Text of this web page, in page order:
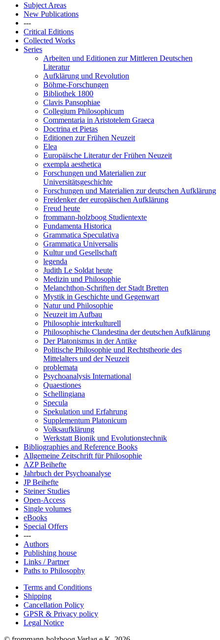
Subject Areas
New Publications
---
Critical Editions
Collected Works
Series
Arbeiten und Editionen zur Mittleren Deutschen
Literatur
Aufklärung und Revolution
Böhme-Forschungen
Bibliothek 1800
Clavis Pansophiae
Collegium Philosophicum
Commentaria in Aristotelem Graeca
Doctrina et Pietas
Editionen zur Frühen Neuzeit
Elea
Europäische Literatur der Frühen Neuzeit
exempla aesthetica
Forschungen und Materialien zur
Universitätsgeschichte
Forschungen und Materialien zur deutschen Aufklärung
Freidenker der europäischen Aufklärung
Freud heute
frommann-holzboog Studientexte
Fundamenta Historica
Grammatica Speculativa
Grammatica Universalis
Kultur und Gesellschaft
legenda
Judith Le Soldat heute
Medizin und Philosophie
Melanchthon-Schriften der Stadt Bretten
Mystik in Geschichte und Gegenwart
Natur und Philosophie
Neuzeit im Aufbau
Philosophie interkulturell
Philosophische Clandestina der deutschen Aufklärung
Der Platonismus in der Antike
Politische Philosophie und Rechtstheorie des
Mittelalters und der Neuzeit
problemata
Psychoanalysis International
Quaestiones
Schellingiana
Specula
Spekulation und Erfahrung
Supplementum Platonicum
Volksaufklärung
Werkstatt Bionik und Evolutionstechnik
Bibliographies and Reference Books
Allgemeine Zeitschrift für Philosophie
AZP Beihefte
Jahrbuch der Psychoanalyse
JP Beihefte
Steiner Studies
Open-Access
Single volumes
eBooks
Special Offers
---
Authors
Publishing house
Links / Partner
Paths to Philosophy
Terms and Conditions
Shipping
Cancellation Policy
GPSR & Privacy policy
Legal Notice